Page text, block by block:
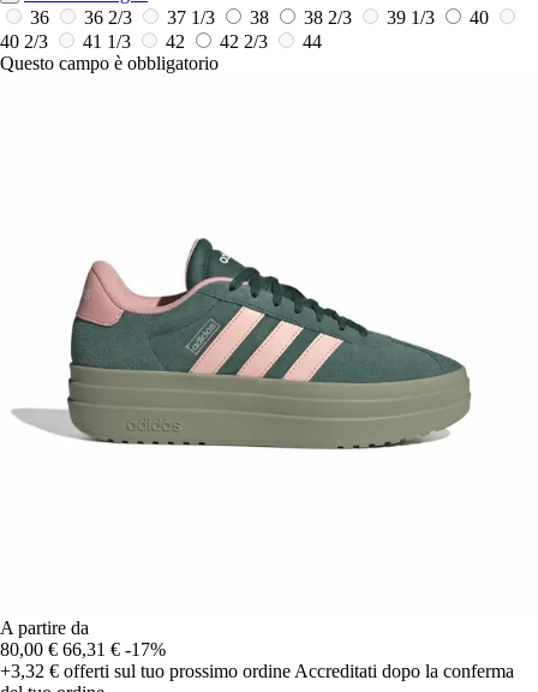
36
36 2/3 37 1/3 38 38 2/3 39 1/3
40
40 2/3
41 1/3 42 42 2/3
44
Questo campo è obbligatorio
A partire da
80,00 € 66,31 € -17%
+3,32 € offerti sul tuo prossimo ordine Accreditati dopo la conferma